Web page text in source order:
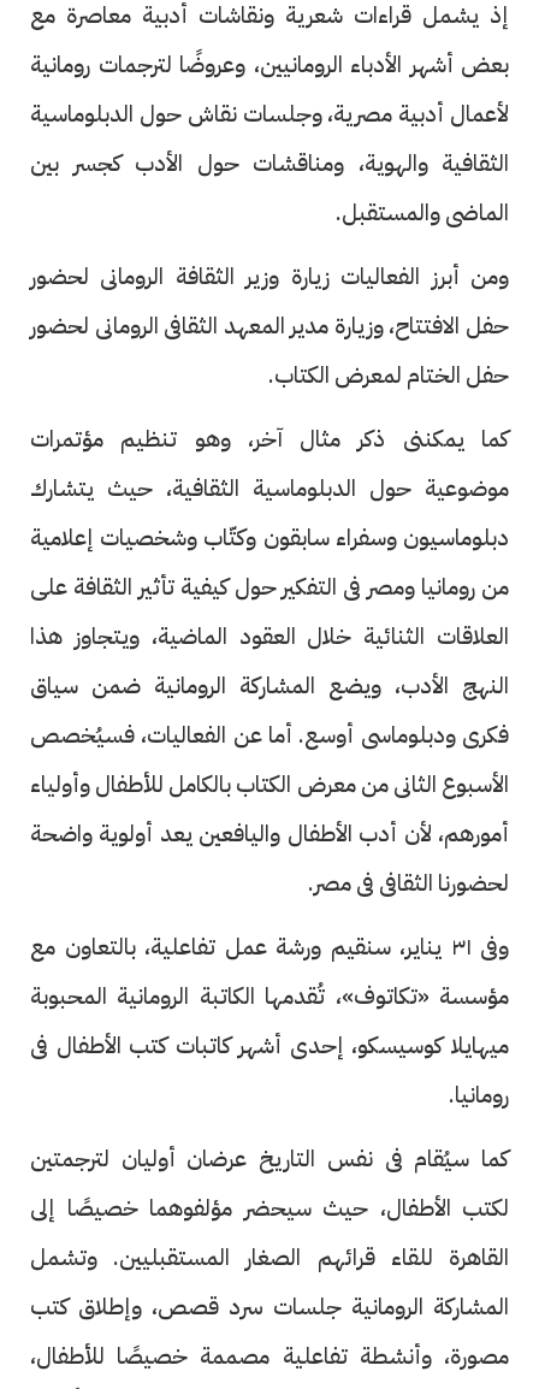
إذ يشمل قراءات شعرية ونقاشات أدبية معاصرة مع
بعض أشهر الأدباء الرومانيين، وعروضًا لترجمات رومانية
لأعمال أدبية مصرية، وجلسات نقاش حول الدبلوماسية
الثقافية والهوية، ومناقشات حول الأدب كجسر بين
الماضى والمستقبل.
ومن أبرز الفعاليات زيارة وزير الثقافة الرومانى لحضور
حفل الافتتاح، وزيارة مدير المعهد الثقافى الرومانى لحضور
حفل الختام لمعرض الكتاب.
كما يمكننى ذكر مثال آخر، وهو تنظيم مؤتمرات
موضوعية حول الدبلوماسية الثقافية، حيث يتشارك
دبلوماسيون وسفراء سابقون وكتّاب وشخصيات إعلامية
من رومانيا ومصر فى التفكير حول كيفية تأثير الثقافة على
العلاقات الثنائية خلال العقود الماضية، ويتجاوز هذا
النهج الأدب، ويضع المشاركة الرومانية ضمن سياق
فكرى ودبلوماسى أوسع. أما عن الفعاليات، فسيُخصص
الأسبوع الثانى من معرض الكتاب بالكامل للأطفال وأولياء
أمورهم، لأن أدب الأطفال واليافعين يعد أولوية واضحة
لحضورنا الثقافى فى مصر.
وفى ٣١ يناير، سنقيم ورشة عمل تفاعلية، بالتعاون مع
مؤسسة «تكاتوف»، تُقدمها الكاتبة الرومانية المحبوبة
ميهايلا كوسيسكو، إحدى أشهر كاتبات كتب الأطفال فى
رومانيا.
كما سيُقام فى نفس التاريخ عرضان أوليان لترجمتين
لكتب الأطفال، حيث سيحضر مؤلفوهما خصيصًا إلى
القاهرة للقاء قرائهم الصغار المستقبليين. وتشمل
المشاركة الرومانية جلسات سرد قصص، وإطلاق كتب
مصورة، وأنشطة تفاعلية مصممة خصيصًا للأطفال،